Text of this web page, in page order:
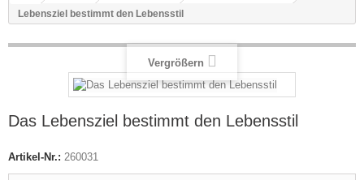
Lebensziel bestimmt den Lebensstil
Vergrößern
Das Lebensziel bestimmt den Lebensstil
Artikel-Nr.: 260031